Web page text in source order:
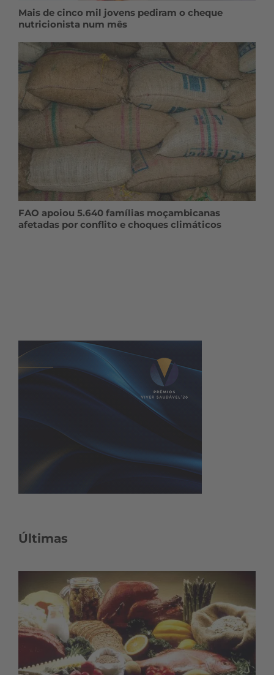
Mais de cinco mil jovens pediram o cheque
nutricionista num mês
FAO apoiou 5.640 famílias moçambicanas
afetadas por conflito e choques climáticos
Últimas